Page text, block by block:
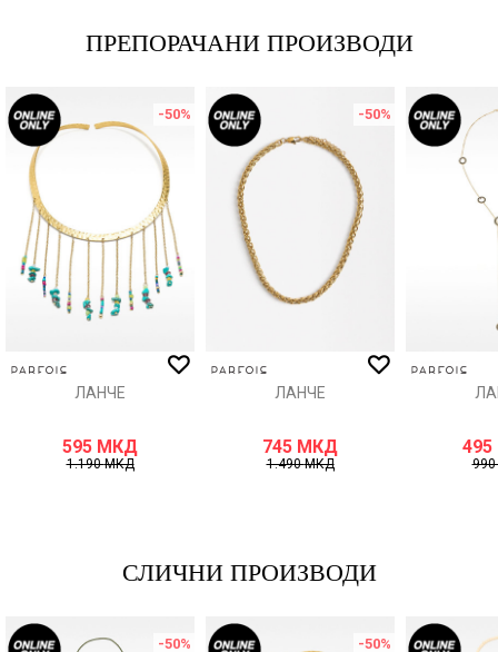
Порака
ПРЕПОРАЧАНИ ПРОИЗВОДИ
-50%
ЛАНЧЕ
595 МКД
1.190МКД
-50%
ЛАНЧЕ
745 МКД
1.490МКД
495
990
СЛИЧНИ ПРОИЗВОДИ
-50% -50%